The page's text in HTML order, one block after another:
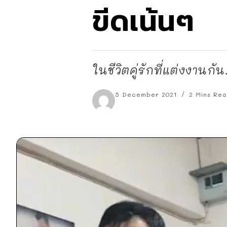
ขีดเน้นๆ
ในชีวิตคู่รักที่แต่งงานกั
5 December 2021 2 Mins